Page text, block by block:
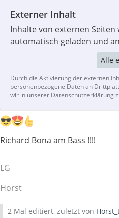
Externer Inhalt
Inhalte von externen
automatisch geladen und
Alle
Durch die Aktivierung der externen
personenbezogene Daten an
wir in unserer Datenschutzerklärung
Richard Bona am Bass !!!!
LG
Horst
2 Mal editiert, zuletzt von